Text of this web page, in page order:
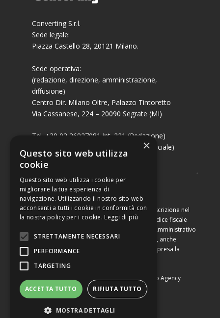
Converting S.r.l.
Sede legale:
Piazza Castello 28, 20121 Milano.
Sede operativa:
(redazione, direzione, amministrazione,
diffusione)
Centro Dir. Milano Oltre, Palazzo Tintoretto
Via Cassanese, 224 – 20090 Segrate (MI)
Tel. +39 02 26927081 int. 221 (Redazione)
Tel. +39 02 26927081 int. 224 (Commerciale)
Fax +39 02 26951006
Capitale sociale di Euro 10.000,00 – Numero di iscrizione nel
Registro delle Imprese di Milano, partita Iva e codice fiscale
09460990964, iscritta al Repertorio Economico Amministrativo
di Milano al n. 2091710. È vietata la riproduzione, anche
parziale, dei contenuti con qualsiasi mezzo, compresa la
Copyright © Converting srl |Privacy Policy| Web Agency
×
Questo sito web utilizza
cookie
Questo sito web utilizza i cookie per
migliorare la tua esperienza di
navigazione. Utilizzando il nostro sito web
acconsenti a tutti i cookie in conformità con
la nostra policy per i cookie. Leggi di più
STRETTAMENTE NECESSARI
PERFORMANCE
TARGETING
ACCETTA TUTTO RIFIUTA TUTTO
MOSTRA DETTAGLI